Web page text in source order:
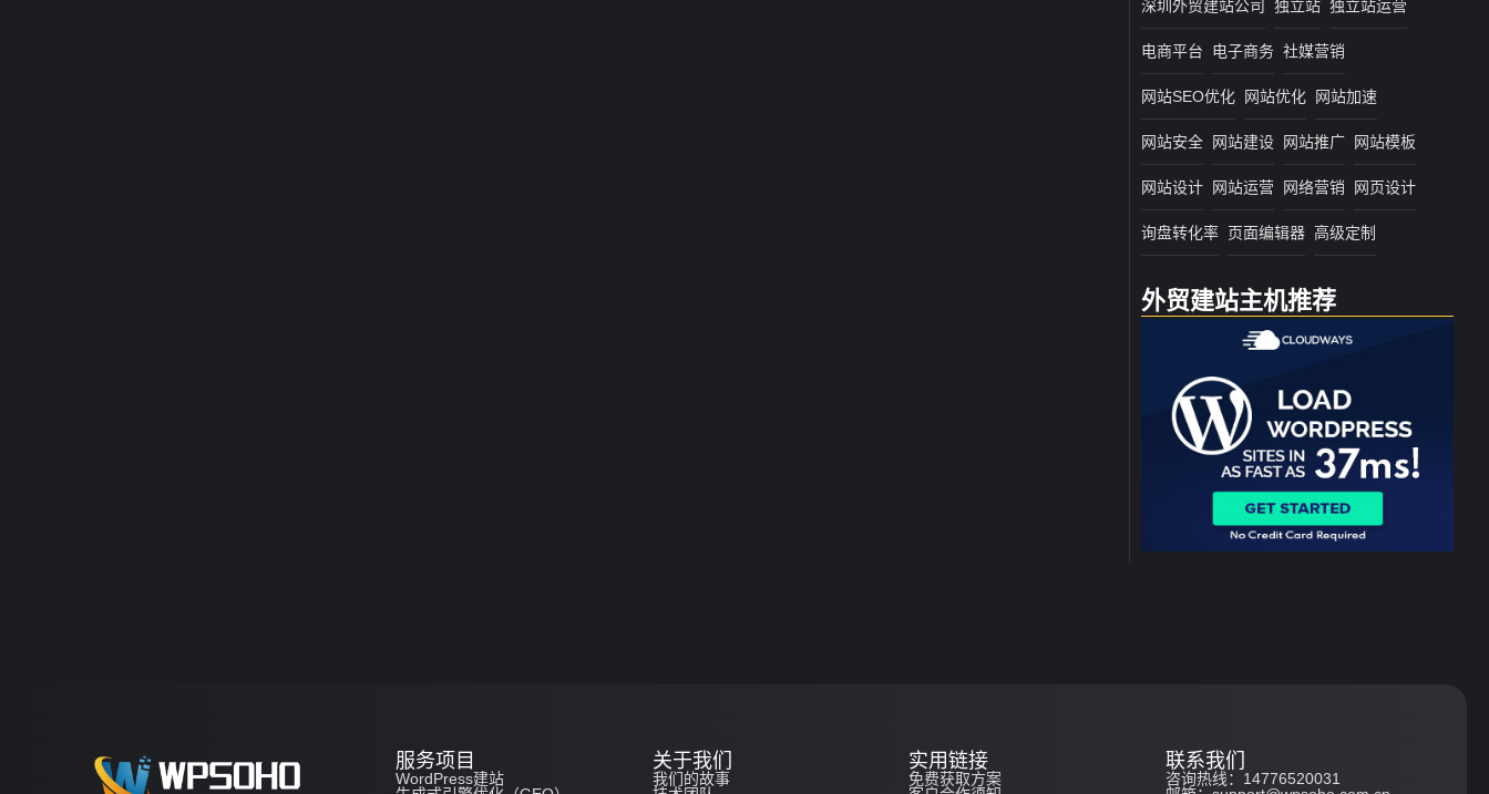
深圳外贸建站公司 独立站 独立站运营
电商平台 电子商务 社媒营销
网站SEO优化 网站优化 网站加速
网站安全 网站建设 网站推广 网站模板
网站设计 网站运营 网络营销 网页设计
询盘转化率 页面编辑器 高级定制
外贸建站主机推荐
服务项目
WordPress建站
关于我们
我们的故事
实用链接
免费获取方案
联系我们
咨询热线：14776520031